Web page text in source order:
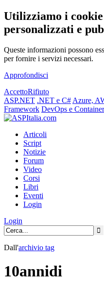
Utilizziamo i
personalizzati e
Queste informazioni possono
per fornire i servizi necessari.
Approfondisci
AccettoRifiuto
ASP.NET .NET e C# Azure,
Framework DevOps e
Articoli
Script
Notizie
Forum
Video
Corsi
Libri
Eventi
Login
Login
Dall'archivio tag
10annidi